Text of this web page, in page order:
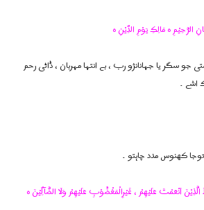
الرَّحِیْمِ ہ مَالِکِ یَوْمِ الدِّیْنِ ہ
استی جو سگر یا جہانانژو رب ، بے انتہا مہربان ، ڈاٹی رحم
اشے ۔
کھنوس مدد چاہتو ۔
الَّذِیْنَ اَنْعَمْتَ عَلَیْھِمْ ، غَیْرِالْمَغْضُوْبِ عَلَیْھِمْ وَلَا الضَّآلِّیْنَ ہ